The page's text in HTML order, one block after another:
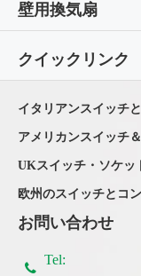
壁用換気扇
クイックリンク
イタリアンスイッチ
アメリカンスイッチ
UKスイッチ・ソケッ
欧州のスイッチとコ
お問い合わせ
Tel: